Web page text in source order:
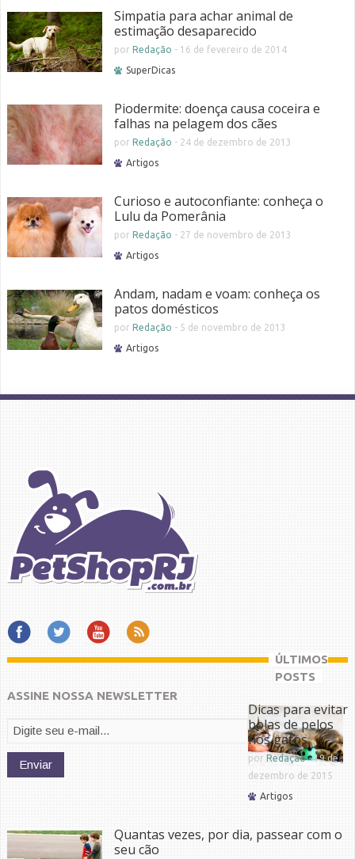
Simpatia para achar animal de
estimação desaparecido
por Redação - 16 de fevereiro de 2014
SuperDicas
Piodermite: doença causa coceira e
falhas na pelagem dos cães
por Redação - 24 de dezembro de 2013
Artigos
Curioso e autoconfiante: conheça o
Lulu da Pomerânia
por Redação - 27 de novembro de 2013
Artigos
Andam, nadam e voam: conheça os
patos domésticos
por Redação - 5 de novembro de 2013
Artigos
ASSINE NOSSA NEWSLETTER
ÚLTIMOS
POSTS
Dicas para evitar
bolas de pelos
nos gatos
por Redação-19 de
dezembro de 2015
Artigos
Quantas vezes, por dia, passear com o
seu cão